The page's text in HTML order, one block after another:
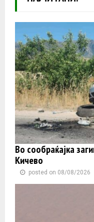
Во сообраќајка
Кичево
posted on 08/08/2026